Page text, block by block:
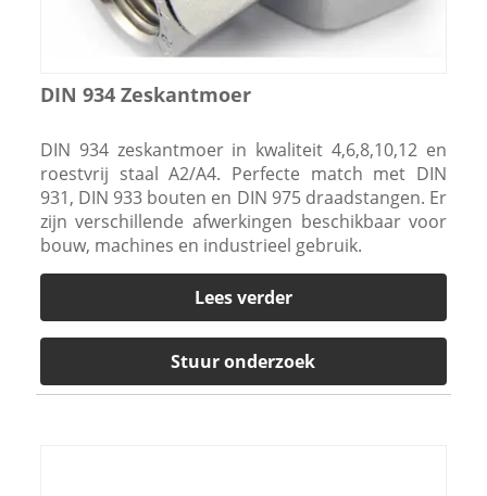
DIN 934 Zeskantmoer
DIN 934 zeskantmoer in kwaliteit 4,6,8,10,12 en
roestvrij staal A2/A4. Perfecte match met DIN
931, DIN 933 bouten en DIN 975 draadstangen. Er
zijn verschillende afwerkingen beschikbaar voor
bouw, machines en industrieel gebruik.
Lees verder
Stuur onderzoek